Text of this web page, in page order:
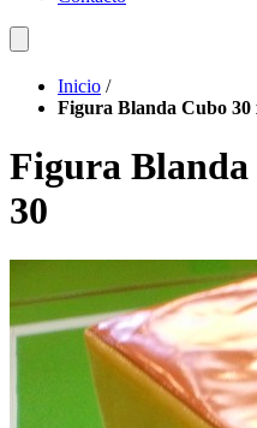
Inicio /
Figura Blanda Cubo 30
Figura Blanda
30